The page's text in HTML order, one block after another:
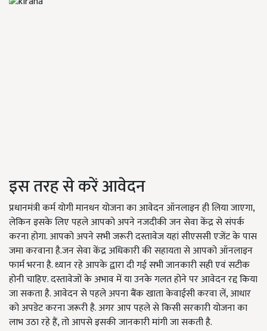
इस तरह से करें आवेदन
प्रधानमंत्री कर्म योगी मानधन योजना का आवेदन ऑनलाइन ही लिया जाएगा,
लेकिन इसके लिए पहले आपको अपने नजदीकी जन सेवा केंद्र से संपर्क
करना होगा. आपको अपने सभी जरूरी दस्तावेज यहां सीएससी एजेंट के पास
जमा करवाना है.जन सेवा केंद्र अधिकारी की सहायता से आपको ऑनलाइन
फार्म भरना है. ध्यान रहे आपके द्वारा दी गई सभी जानकारी सही एवं सटीक
होनी चाहिए. दस्तावेजों के अभाव में या उनके गलत होने पर आवेदन रद्द किया
जा सकता है. आवेदन से पहले अपना बैंक खाता केवाईसी करवा लें, आधार
को अपडेट करना जरूरी है. अगर आप पहले से किसी सरकारी योजना का
लाभ उठा रहे हैं, तो आपसे इसकी जानकारी मांगी जा सकती है.